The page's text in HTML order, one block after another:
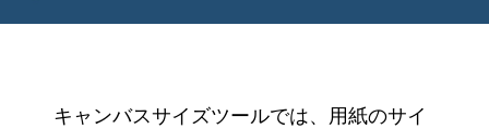
キャンバスサイズツールでは、用紙のサイ